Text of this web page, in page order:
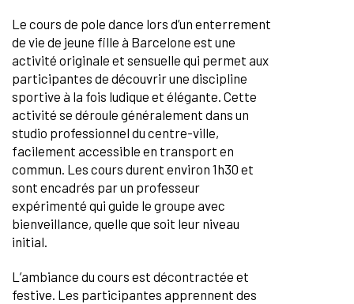
Le cours de pole dance lors d’un enterrement
de vie de jeune fille à Barcelone est une
activité originale et sensuelle qui permet aux
participantes de découvrir une discipline
sportive à la fois ludique et élégante. Cette
activité se déroule généralement dans un
studio professionnel du centre-ville,
facilement accessible en transport en
commun. Les cours durent environ 1h30 et
sont encadrés par un professeur
expérimenté qui guide le groupe avec
bienveillance, quelle que soit leur niveau
initial.
L’ambiance du cours est décontractée et
festive. Les participantes apprennent des